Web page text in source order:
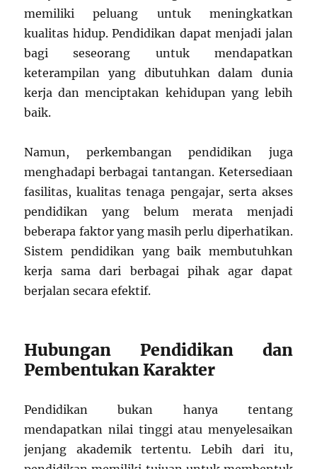
memiliki peluang untuk meningkatkan
kualitas hidup. Pendidikan dapat menjadi jalan
bagi seseorang untuk mendapatkan
keterampilan yang dibutuhkan dalam dunia
kerja dan menciptakan kehidupan yang lebih
baik.
Namun, perkembangan pendidikan juga
menghadapi berbagai tantangan. Ketersediaan
fasilitas, kualitas tenaga pengajar, serta akses
pendidikan yang belum merata menjadi
beberapa faktor yang masih perlu diperhatikan.
Sistem pendidikan yang baik membutuhkan
kerja sama dari berbagai pihak agar dapat
berjalan secara efektif.
Hubungan Pendidikan dan
Pembentukan Karakter
Pendidikan bukan hanya tentang
mendapatkan nilai tinggi atau menyelesaikan
jenjang akademik tertentu. Lebih dari itu,